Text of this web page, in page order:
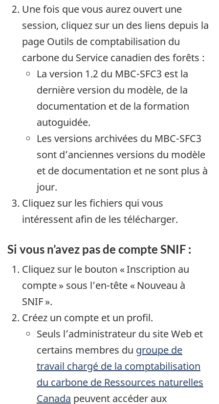
Une fois que vous aurez ouvert une
session, cliquez sur un des liens depuis la
page Outils de comptabilisation du
carbone du Service canadien des forêts :
La version 1.2 du MBC-SFC3 est la
dernière version du modèle, de la
documentation et de la formation
autoguidée.
Les versions archivées du MBC-SFC3
sont d’anciennes versions du modèle
et de documentation et ne sont plus à
jour.
Cliquez sur les fichiers qui vous
intéressent afin de les télécharger.
Si vous n’avez pas de compte SNIF :
Cliquez sur le bouton « Inscription au
compte » sous l’en-tête « Nouveau à
SNIF ».
Créez un compte et un profil.
Seuls l’administrateur du site Web et
certains membres du groupe de
travail chargé de la comptabilisation
du carbone de Ressources naturelles
Canada peuvent accéder aux